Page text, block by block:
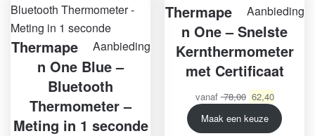
Aanbieding Product
uitverkoop
Thermape
n One Blue –
Bluetooth
Thermometer –
Meting in 1 seconde
Aanbieding
Thermape
n One – Snelste
Kernthermometer
met Certificaat
vanaf 78,00 Oorspronkelijke
was:
62,40Huidige
prijs
is:
Maak een keuze